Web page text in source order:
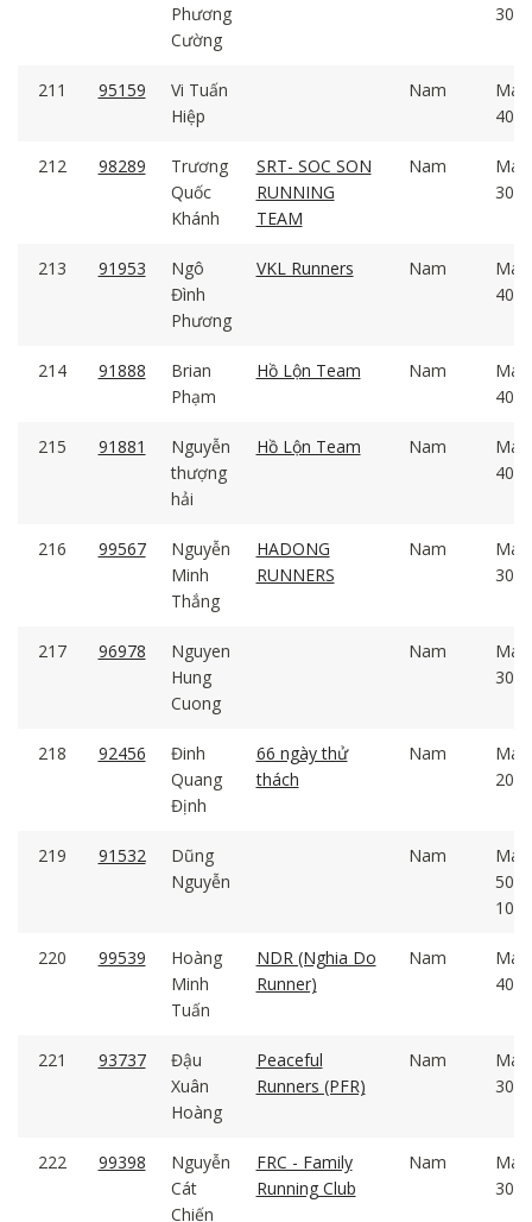
Phương
Cường
30 -
211 95159
Vi Tuấn
Hiệp
Nam
Male
40 -
212 98289
Trương
Quốc
Khánh
SRT- SOC SON
RUNNING
TEAM
Nam
Male
30 -
213 91953
Ngô
Đình
Phương
VKL Runners Nam
Male
40 -
214 91888
Brian
Phạm
Hồ Lộn Team Nam
Male
40 -
215 91881
Nguyễn
thượng
hải
Hồ Lộn Team Nam
Male
40 -
216 99567
Nguyễn
Minh
Thắng
HADONG
RUNNERS
Nam
Male
30 -
217 96978
Nguyen
Hung
Cuong
Nam
Male
30 -
218 92456
Đinh
Quang
Định
66 ngày thử
thách
Nam
Male
20 -
219 91532
Dũng
Nguyễn
Nam
Male
50 -
100
220 99539
Hoàng
Minh
Tuấn
NDR (Nghia Do
Runner)
Nam
Male
40 -
221 93737
Đậu
Xuân
Hoàng
Peaceful
Runners (PFR)
Nam
Male
30 -
222 99398
Nguyễn
Cát
Chiến
FRC - Family
Running Club
Nam
Male
30 -